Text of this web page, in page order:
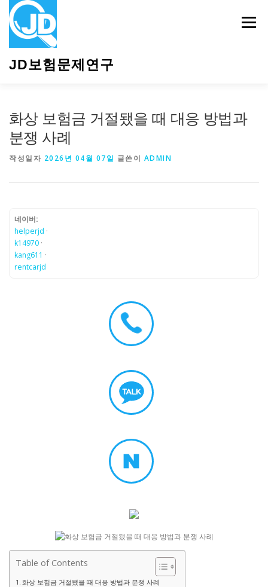
JD보험문제연구
메뉴
화상 보험금 거절됐을 때 대응 방법과
분쟁 사례
작성일자 2026년 04월 07일 글쓴이 ADMIN
네이버:
helperjd ·
k14970 ·
kang611 ·
rentcarjd
Table of Contents
화상 보험금 거절됐을 때 대응 방법과 분쟁 사례